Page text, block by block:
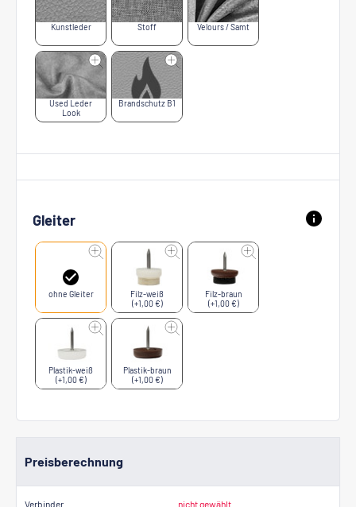
Kunstleder Stoff Velours / Samt
Used Leder
Look
Brandschutz B1
Gleiter
ohne Gleiter
Filz-weiß
(+1,00 €)
Filz-braun
(+1,00 €)
Plastik-weiß
(+1,00 €)
Plastik-braun
(+1,00 €)
Preisberechnung
Verbinder nicht gewählt